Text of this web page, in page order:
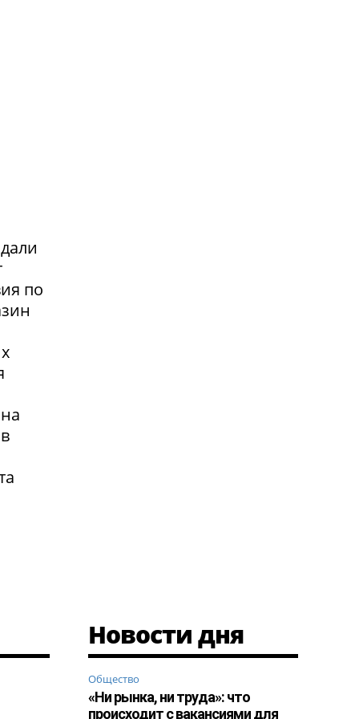
по
Новости дня
Общество
«Ни рынка, ни труда»: что
происходит с вакансиями для